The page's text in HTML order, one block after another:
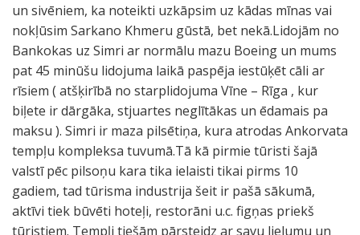
un sivēniem, ka noteikti uzkāpsim uz kādas mīnas vai
nokļūsim Sarkano Khmeru gūstā, bet nekā.Lidojām no
Bankokas uz Simri ar normālu mazu Boeing un mums
pat 45 minūšu lidojuma laikā paspēja iestūķēt cāli ar
rīsiem ( atšķirībā no starplidojuma Vīne – Rīga , kur
biļete ir dārgāka, stjuartes neglītākas un ēdamais pa
maksu ). Simri ir maza pilsētiņa, kura atrodas Ankorvata
tempļu kompleksa tuvumā.Tā kā pirmie tūristi šajā
valstī pēc pilsoņu kara tika ielaisti tikai pirms 10
gadiem, tad tūrisma industrija šeit ir pašā sākumā,
aktīvi tiek būvēti hoteļi, restorāni u.c. figņas priekš
tūristiem. Tempļi tiešām pārsteidz ar savu lielumu un